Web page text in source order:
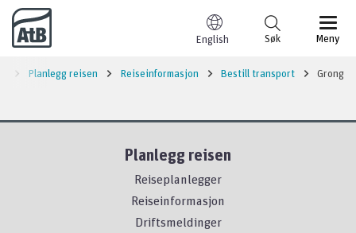
Til innhold
English Meny
Søk
Planlegg reisen Reiseinformasjon Bestill transport Grong
Planlegg reisen
Reiseplanlegger
Reiseinformasjon
Driftsmeldinger